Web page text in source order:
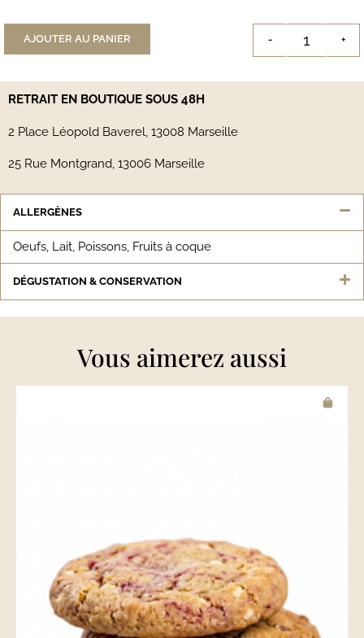
- +
AJOUTER AU PANIER
RETRAIT EN BOUTIQUE SOUS 48H
2 Place Léopold Baverel, 13008 Marseille
25 Rue Montgrand, 13006 Marseille
ALLERGÈNES
Oeufs, Lait, Poissons, Fruits à coque
DÉGUSTATION & CONSERVATION
Vous aimerez aussi